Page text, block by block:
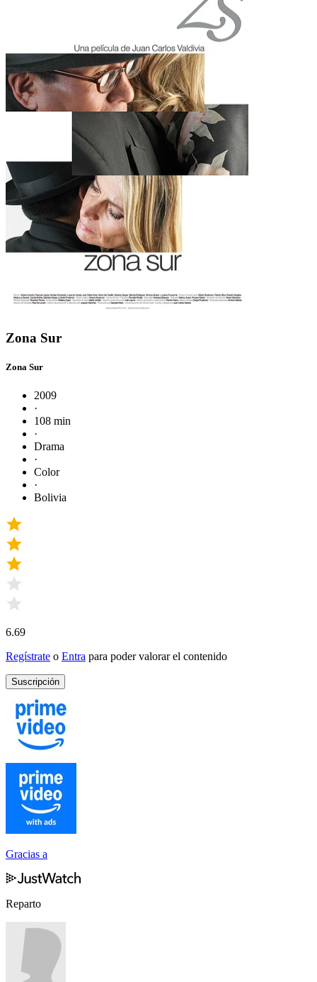
Zona Sur
Zona Sur
2009
·
108 min
·
Drama
·
Color
·
Bolivia
6.69
Regístrate o Entra para poder valorar el contenido
Suscripción
Gracias a
Reparto